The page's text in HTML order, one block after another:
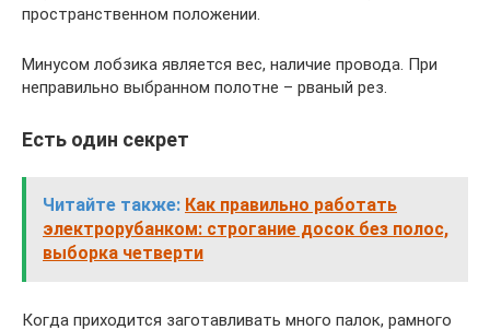
пространственном положении.
Минусом лобзика является вес, наличие провода. При
неправильно выбранном полотне – рваный рез.
Есть один секрет
Читайте также: Как правильно работать
электрорубанком: строгание досок без полос,
выборка четверти
Когда приходится заготавливать много палок, рамного